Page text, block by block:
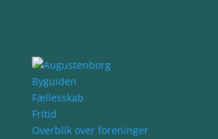
Byguiden
Fællesskab
Fritid
Overblik over foreninger